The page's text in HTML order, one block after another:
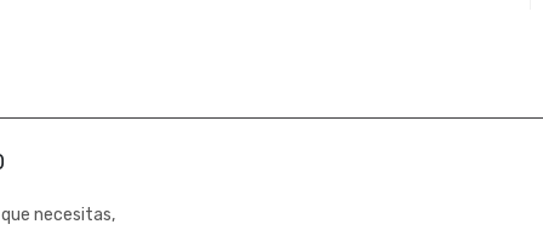
necesitas,